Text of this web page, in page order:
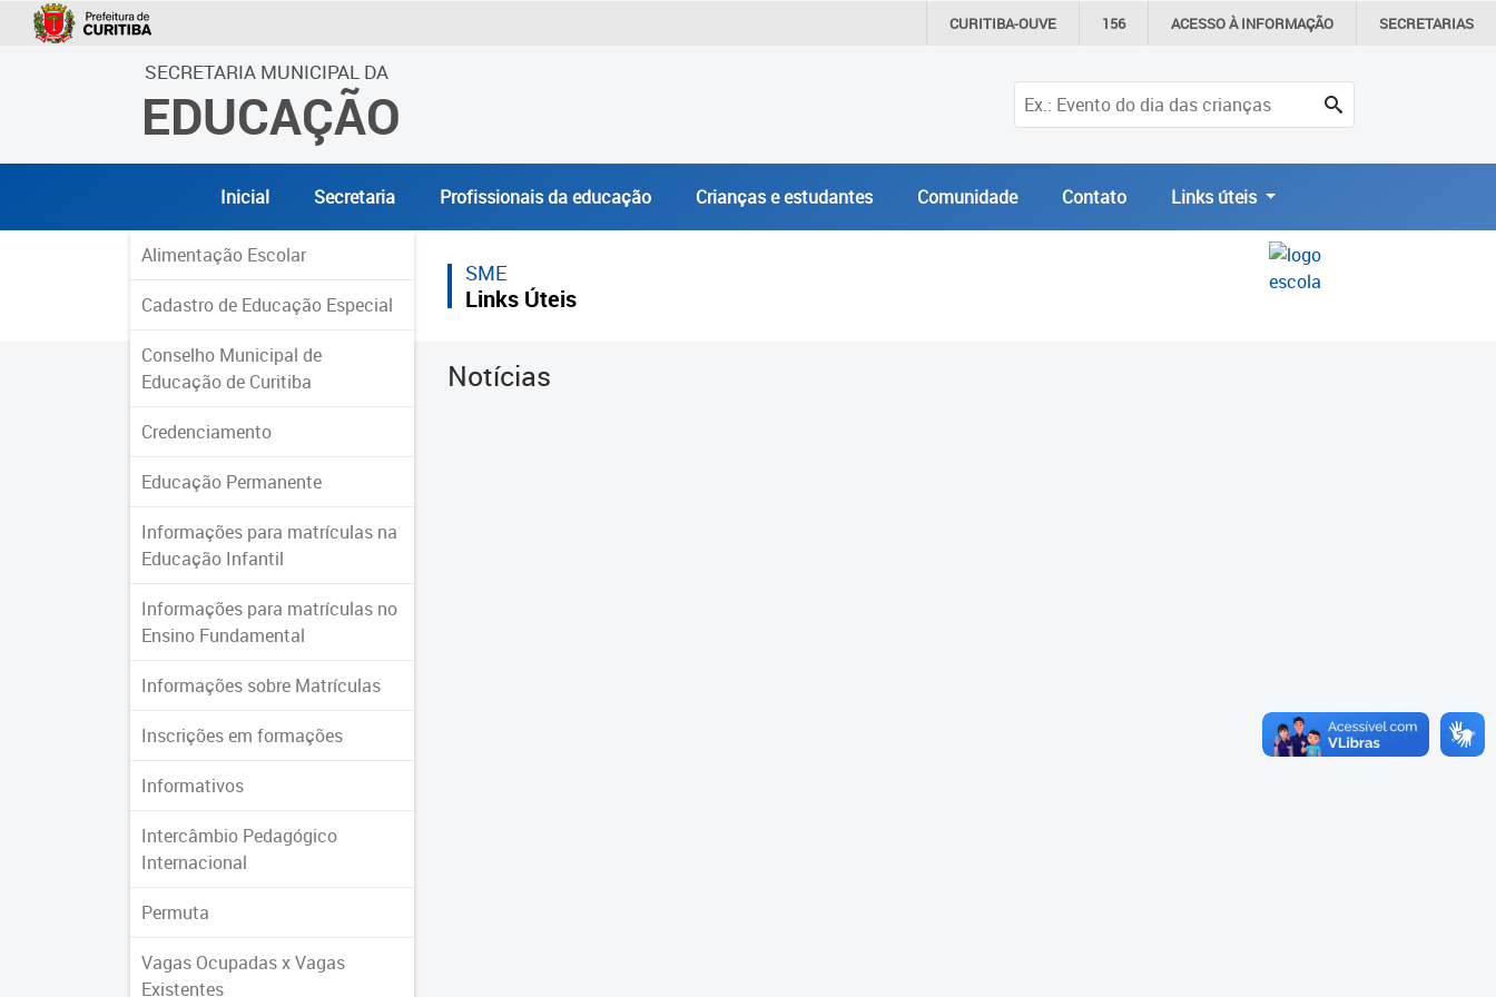
CURITIBA-OUVE 156 ACESSO ÀINFORMAÇÃO SECRETARIAS
SECRETARIA MUNICIPAL DA
EDUCAÇÃO
Inicial Secretaria Profissionais da educação Crianças e estudantes Comunidade Contato Links úteis
Alimentação Escolar
Cadastro de Educação Especial
Conselho Municipal de
Educação de Curitiba
Credenciamento
Educação Permanente
Informações para matrículas na
Educação Infantil
Informações para matrículas no
Ensino Fundamental
Informações sobre Matrículas
Inscrições em formações
Informativos
Intercâmbio Pedagógico
Internacional
Permuta
Vagas Ocupadas x Vagas
Existentes
SME
Links Úteis
Notícias